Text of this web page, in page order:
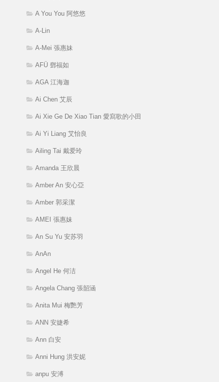
A You You 阿悠悠
A-Lin
A-Mei 張惠妹
AFÜ 鄧福如
AGA 江海迦
Ai Chen 艾辰
Ai Xie Ge De Xiao Tian 愛寫歌的小田
Ai Yi Liang 艾怡良
Ailing Tai 戴爱玲
Amanda 王欣晨
Amber An 安心亞
Amber 郭采潔
AMEI 張惠妹
An Su Yu 安苏羽
AnAn
Angel He 何洁
Angela Chang 張韶涵
Anita Mui 梅艷芳
ANN 安婕希
Ann 白安
Anni Hung 洪安妮
anpu 安溥